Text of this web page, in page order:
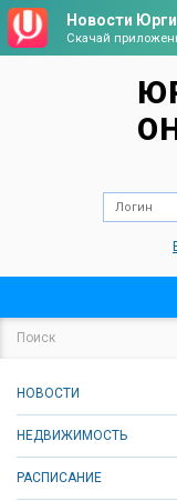
Новости Юрги
Скачай
НОВОСТИ
НЕДВИЖИМОСТЬ
РАСПИСАНИЕ